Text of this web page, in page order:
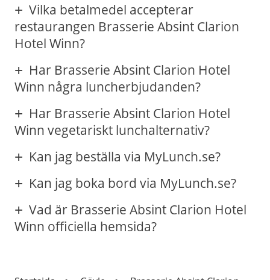
Vilka betalmedel accepterar
restaurangen Brasserie Absint Clarion
Hotel Winn?
Har Brasserie Absint Clarion Hotel
Winn några luncherbjudanden?
Har Brasserie Absint Clarion Hotel
Winn vegetariskt lunchalternativ?
Kan jag beställa via MyLunch.se?
Kan jag boka bord via MyLunch.se?
Vad är Brasserie Absint Clarion Hotel
Winn officiella hemsida?